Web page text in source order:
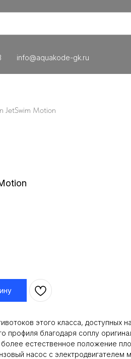
info@aquakode-gk.ru
JetSwim Motion
этого класса, доступных
профиля благодаря соплу
естественное положение
насос с электродвигателем